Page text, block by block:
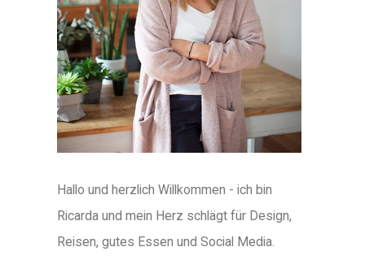
Hallo und herzlich Willkommen - ich bin
Ricarda und mein Herz schlägt für Design,
Reisen, gutes Essen und Social Media.